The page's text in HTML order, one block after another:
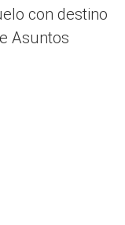
con destino
Asuntos